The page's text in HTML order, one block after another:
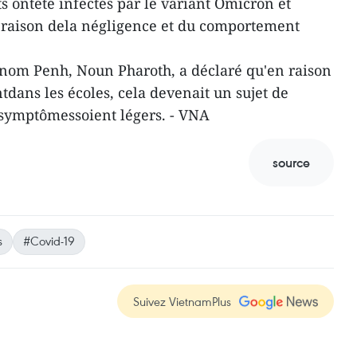
dela négligence et du comportement
Penh, Noun Pharoth, a déclaré qu'en raison
les écoles, cela devenait un sujet de
légers. - VNA
source
#Covid-19
Suivez VietnamPlus